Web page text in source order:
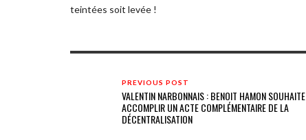
teintées soit levée !
PREVIOUS POST
VALENTIN NARBONNAIS : BENOIT HAMON SOUHAITE
ACCOMPLIR UN ACTE COMPLÉMENTAIRE DE LA
DÉCENTRALISATION